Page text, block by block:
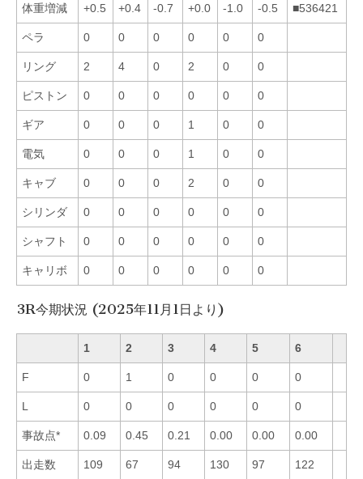
体重増減 +0.5 +0.4 -0.7 +0.0 -1.0 -0.5 ■536421
ペラ 0 0 0 0 0 0
リング 2 4 0 2 0 0
ピストン 0 0 0 0 0 0
ギア 0 0 0 1 0 0
電気 0 0 0 1 0 0
キャブ 0 0 0 2 0 0
シリンダ 0 0 0 0 0 0
シャフト 0 0 0 0 0 0
キャリボ 0 0 0 0 0 0
3R今期状況 (2025年11月1日より)
1 2 3 4 5 6
F 0 1 0 0 0 0
L 0 0 0 0 0 0
事故点* 0.09 0.45 0.21 0.00 0.00 0.00
出走数 109 67 94 130 97 122